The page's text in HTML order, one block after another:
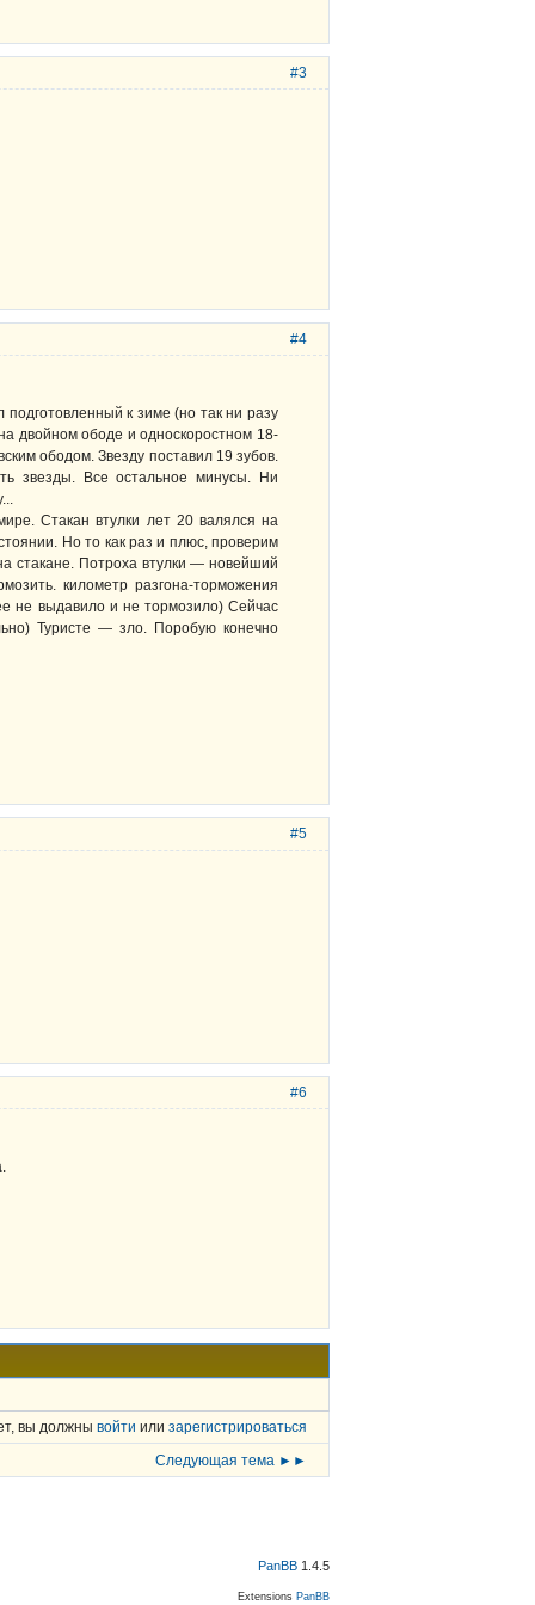
#3
#4
к зиме (но так ни разу
двойном ободе и односкоростном 18-
ободом. Звезду поставил 19 зубов.
звезды. Все остальное минусы. Ни
Стакан втулки лет 20 валялся на
Но то как раз и плюс, проверим
стакане. Потроха втулки — новейший
километр разгона-торможения
не выдавило и не тормозило) Сейчас
Туристе — зло. Поробую конечно
#5
#6
вы должны войти или зарегистрироваться
Следующая тема ►►
PanBB 1.4.5
Extensions PanBB